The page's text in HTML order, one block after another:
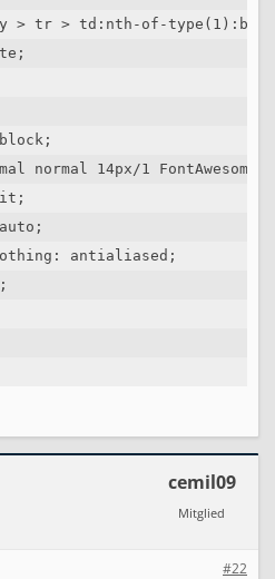
> tr > td:nth-of-
normal 14px/1 FontAwesome;
antialiased;
cemil09
Mitglied
#22